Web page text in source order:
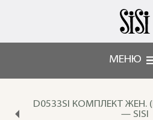
МЕНЮ
D0533SI КОМПЛЕКТ
— SISI